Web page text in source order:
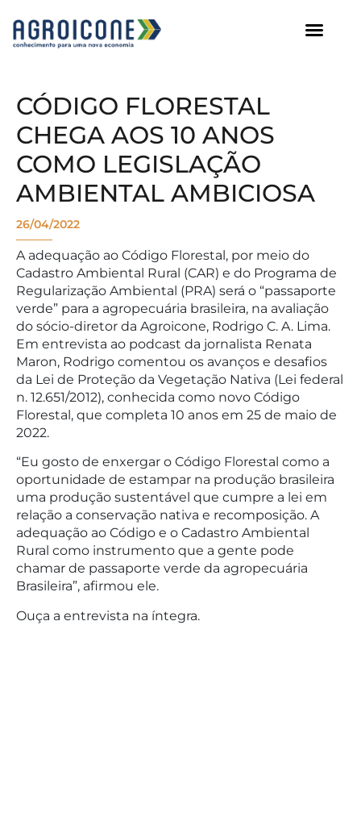
CÓDIGO FLORESTAL
CHEGA AOS 10 ANOS
COMO LEGISLAÇÃO
AMBIENTAL AMBICIOSA
26/04/2022
A adequação ao Código Florestal, por meio do
Cadastro Ambiental Rural (CAR) e do Programa de
Regularização Ambiental (PRA) será o “passaporte
verde” para a agropecuária brasileira, na avaliação
do sócio-diretor da Agroicone, Rodrigo C. A. Lima.
Em entrevista ao podcast da jornalista Renata
Maron, Rodrigo comentou os avanços e desafios
da Lei de Proteção da Vegetação Nativa (Lei federal
n. 12.651/2012), conhecida como novo Código
Florestal, que completa 10 anos em 25 de maio de
2022.
“Eu gosto de enxergar o Código Florestal como a
oportunidade de estampar na produção brasileira
uma produção sustentável que cumpre a lei em
relação a conservação nativa e recomposição. A
adequação ao Código e o Cadastro Ambiental
Rural como instrumento que a gente pode
chamar de passaporte verde da agropecuária
Brasileira”, afirmou ele.
Ouça a entrevista na íntegra.